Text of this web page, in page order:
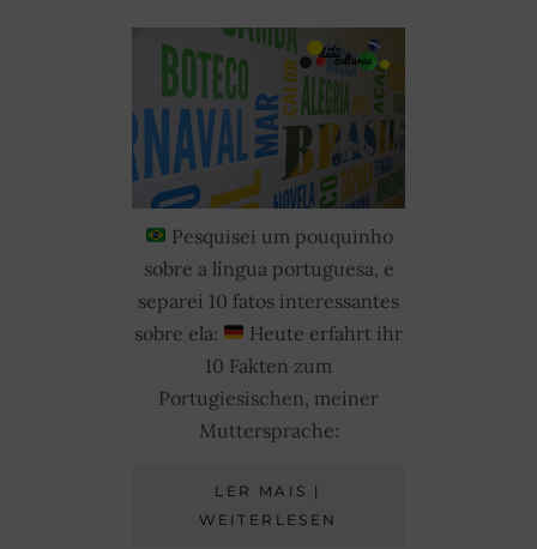
Pesquisei um pouquinho
sobre a língua portuguesa, e
separei 10 fatos interessantes
sobre ela:
Heute erfahrt ihr
10 Fakten zum
Portugiesischen, meiner
Muttersprache:
LER MAIS |
WEITERLESEN